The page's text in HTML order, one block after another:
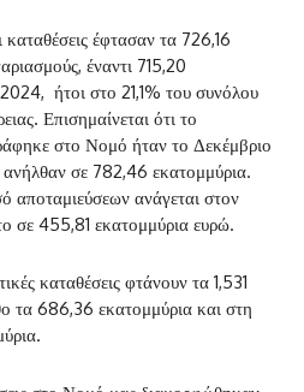
έφτασαν τα 726,16
έναντι 715,20
ήτοι στο 21,1% του συνόλου
Επισημαίνεται ότι το
στο Νομό ήταν το Δεκέμβριο
σε 782,46 εκατομμύρια.
αποταμιεύσεων ανάγεται στον
σε 455,81 εκατομμύρια ευρώ.
καταθέσεις φτάνουν τα 1,531
τα 686,36 εκατομμύρια και στη